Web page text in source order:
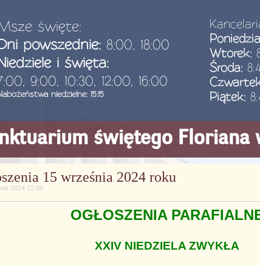
święte:
powszednie: 8:00, 18:00
i święta:
9:00, 10:30, 12:00, 16:00
niedzielne: 15:15
Wtorek:
Środa:
Piątek:
świętego Floriana
15 września 2024 roku
2024 22:08
OGŁOSZENIA
XXIV NIEDZIELA ZWYKŁA